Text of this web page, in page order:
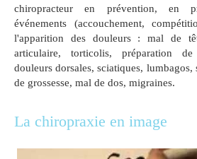
chiropracteur en prévention, en
événements (accouchement,
l'apparition des douleurs : mal de
articulaire, torticolis, préparation
douleurs dorsales, sciatiques, lumbagos,
de grossesse, mal de dos, migraines.
La chiropraxie en image